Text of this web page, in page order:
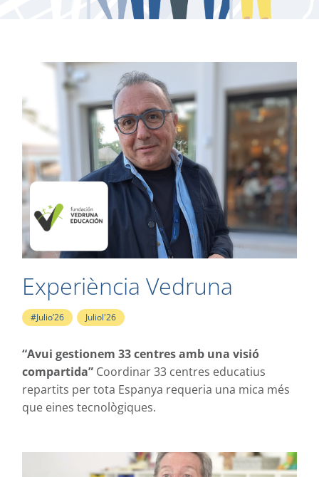
Experiència Vedruna
#Julio’26 , Juliol'26
“Avui gestionem 33 centres amb una visió
compartida” Coordinar 33 centres educatius
repartits per tota Espanya requeria una mica més
que eines tecnològiques. ​